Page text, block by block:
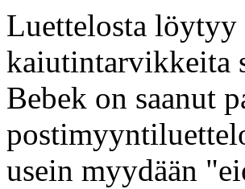
Luettelosta
kaiutintarvikkeita
Bebek on saanut
usein myydään